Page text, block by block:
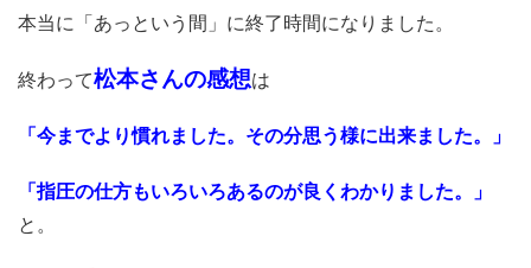
本当に「あっという間」に終了時間になりました。
終わって松本さんの感想は
「今までより慣れました。その分思う様に出来ました。」
「指圧の仕方もいろいろあるのが良くわかりました。」
と。